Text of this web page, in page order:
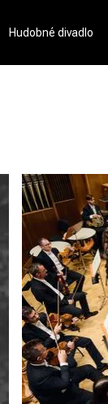
Hudobné divadlo